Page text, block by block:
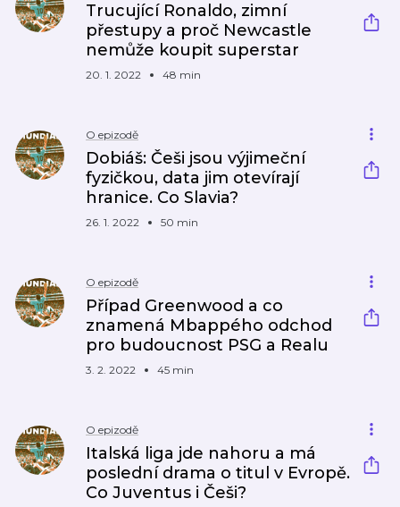
Trucující Ronaldo, zimní
přestupy a proč Newcastle
nemůže koupit superstar
20. 1. 2022 48 min
O epizodě
Dobiáš: Češi jsou výjimeční
fyzičkou, data jim otevírají
hranice. Co Slavia?
26. 1. 2022 50 min
O epizodě
Případ Greenwood a co
znamená Mbappého odchod
pro budoucnost PSG a Realu
3. 2. 2022 45 min
O epizodě
Italská liga jde nahoru a má
poslední drama o titul v Evropě.
Co Juventus i Češi?